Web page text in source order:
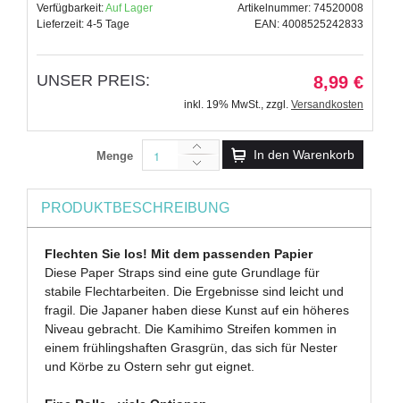
Verfügbarkeit:Auf Lager
Lieferzeit: 4-5 Tage
Artikelnummer: 74520008
EAN: 4008525242833
UNSER PREIS: 8,99 €
inkl. 19% MwSt., zzgl. Versandkosten
Menge In den Warenkorb
PRODUKTBESCHREIBUNG
Flechten Sie los! Mit dem passenden Papier
Diese Paper Straps sind eine gute Grundlage für
stabile Flechtarbeiten. Die Ergebnisse sind leicht und
fragil. Die Japaner haben diese Kunst auf ein höheres
Niveau gebracht. Die Kamihimo Streifen kommen in
einem frühlingshaften Grasgrün, das sich für Nester
und Körbe zu Ostern sehr gut eignet.